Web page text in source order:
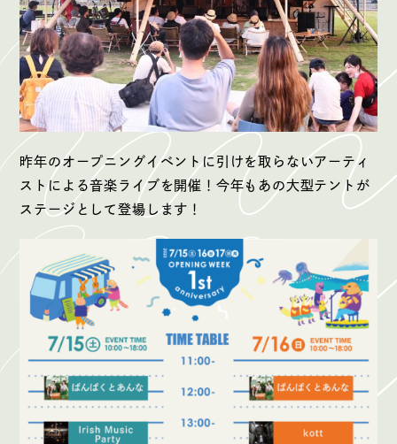
昨年のオープニングイベントに引けを取らないアーティ
ストによる音楽ライブを開催！今年もあの大型テントが
ステージとして登場します！